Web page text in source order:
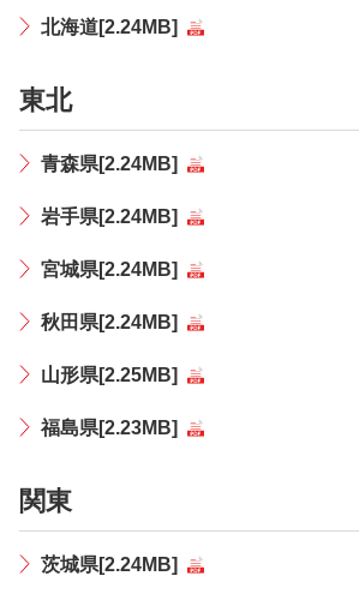
北海道[2.24MB]
東北
青森県[2.24MB]
岩手県[2.24MB]
宮城県[2.24MB]
秋田県[2.24MB]
山形県[2.25MB]
福島県[2.23MB]
関東
茨城県[2.24MB]